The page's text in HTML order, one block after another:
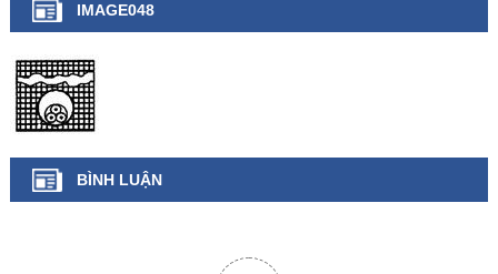
IMAGE048
BÌNH LUẬN